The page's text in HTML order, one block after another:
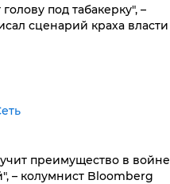
под табакерку", –
сценарий краха власти
преимущество в войне
– колумнист Bloomberg